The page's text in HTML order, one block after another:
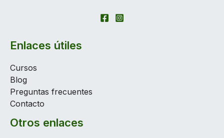
Enlaces útiles
Cursos
Blog
Preguntas frecuentes
Contacto
Otros enlaces